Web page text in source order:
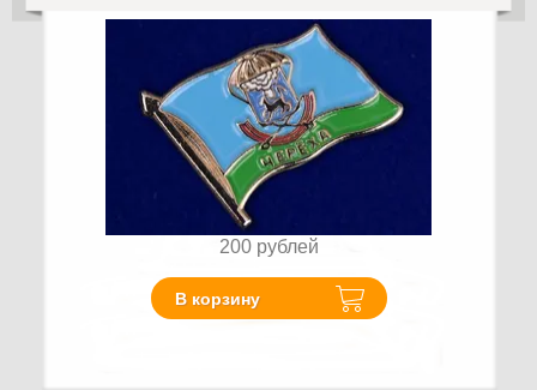
200 рублей
В корзину